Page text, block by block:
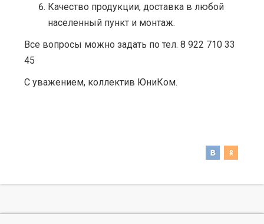
Качество продукции, доставка в любой
населенный пункт и монтаж.
Все вопросы можно задать по тел. 8 922 710 33
45
С уважением, коллектив ЮниКом.